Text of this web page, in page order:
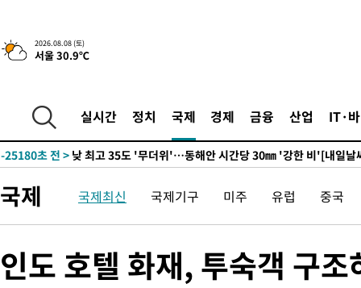
2026.08.08 (토)
서울 30.9℃
실시간 정치 국제 경제 금융 산업 IT·
5시간 전 >[속보]뉴욕증시 상승 마감…S&P 0.6% 나스닥 1.3%↑
42.08%·宋 10.17%
-31471초 전 >
이강인 "아틀레티코 이적 기뻐…등번호 7번 의미보단 팀 위해
-31406초 전 >
-25180초 전 > 낮 최고 35도 '무더위'…동해안 시간당 30㎜ '강한 비'[내일날
틀레티코 이적"
-24232초 전 >
수도권 40도 육박 '펄펄'…동해안 일부 지역엔 호의주의보
-23201초 전 >온열질환 사망자 3명 늘어…누적 환자 3000명 돌파
-13253초 전 >백운산서 80년근 천종산삼 9뿌리 발견…감정가 1.3억원
국제 국제최신 국제기구 미주 유럽 중국
인도 호텔 화재, 투숙객 구